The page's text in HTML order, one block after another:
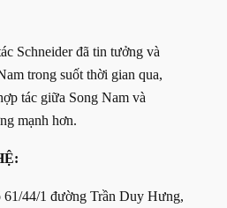
Schneider đã tin tưởng và
trong suốt thời gian qua,
tác giữa Song Nam và
mạnh hơn.
61/44/1 đường Trần Duy Hưng,